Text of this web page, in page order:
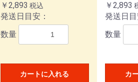
HIF3
HIF6
EVAFLEX
CABLINE
57F
57
￥2,893 税込
発送日目安：
数量
カートに入れる
￥2,893
発送日目
数量
カ